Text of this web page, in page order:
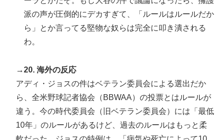
派の声が圧倒的にデカすぎて、「ルールはルールだか
ら」とか言ってる堅物な奴らは完全に叩き潰される
わ。
→20. 海外の反応
アディ・ジョスの件はベテラン委員会による選出だか
ら、全米野球記者協会（BBWAA）の投票とはルールが
違う。今の時代委員会（旧ベテラン委員会）には「最低
10年」のルールがあるけど、過去のルールはもっと柔